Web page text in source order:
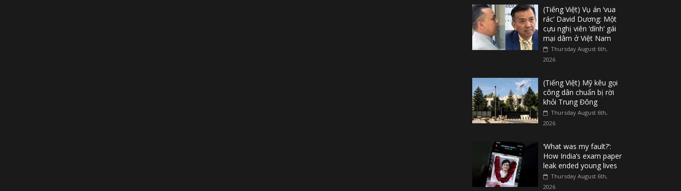
(Tiếng Việt) Vụ án ‘vua
rác’ David Dương: Một
cựu nghị viên ‘dính’ gái
mại dâm ở Việt Nam
Thursday August 6th,
2026
(Tiếng Việt) Mỹ kêu gọi
công dân chuẩn bị rời
khỏi Trung Đông
Thursday August 6th,
2026
‘What was my fault?’:
How India’s exam paper
leak ended young lives
Thursday August 6th,
2026